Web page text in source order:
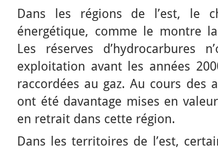
Dans les régions de l’est, le
énergétique, comme le montre
Les réserves d’hydrocarbures
exploitation avant les années
raccordées au gaz. Au cours des
ont été davantage mises en
en retrait dans cette région.
Dans les territoires de l’est,